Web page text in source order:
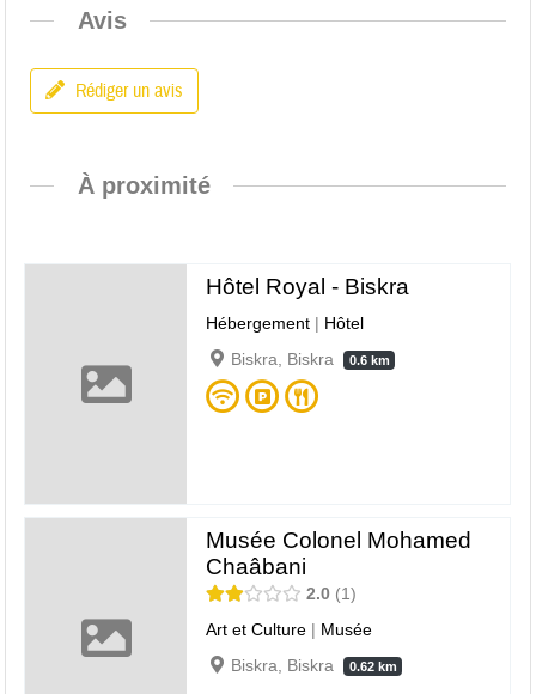
Avis
Rédiger un avis
À proximité
Hôtel Royal - Biskra
Hébergement | Hôtel
Biskra, Biskra
0.6 km
Musée Colonel Mohamed
Chaâbani
2.0
1
Art et Culture | Musée
Biskra, Biskra
0.62 km